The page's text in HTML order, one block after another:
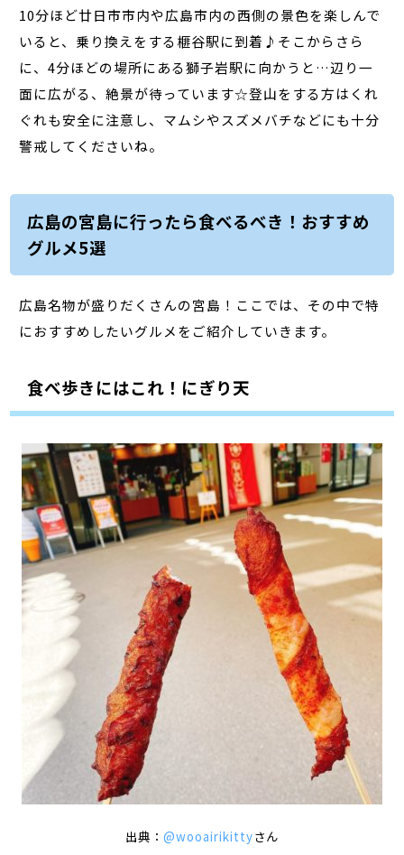
10分ほど廿日市市内や広島市内の西側の景色を楽しんで
いると、乗り換えをする榧谷駅に到着♪そこからさら
に、4分ほどの場所にある獅子岩駅に向かうと…辺り一
面に広がる、絶景が待っています☆登山をする方はくれ
ぐれも安全に注意し、マムシやスズメバチなどにも十分
警戒してくださいね。
広島の宮島に行ったら食べるべき！おすすめ
グルメ5選
広島名物が盛りだくさんの宮島！ここでは、その中で特
におすすめしたいグルメをご紹介していきます。
食べ歩きにはこれ！にぎり天
出典： @wooairikittyさん